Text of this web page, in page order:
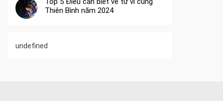
Thiên Bình năm 2024
undefined